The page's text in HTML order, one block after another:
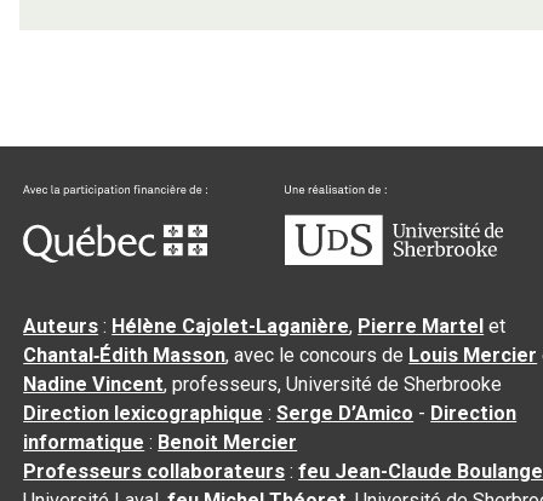
Auteurs : Hélène Cajolet-Laganière, Pierre Martel et
Chantal‑Édith Masson, avec le concours de Louis Mercier
Nadine Vincent, professeurs, Université de Sherbrooke
Direction lexicographique :Serge D’Amico - Direction
informatique : Benoit Mercier
Professeurs collaborateurs :feu Jean-Claude